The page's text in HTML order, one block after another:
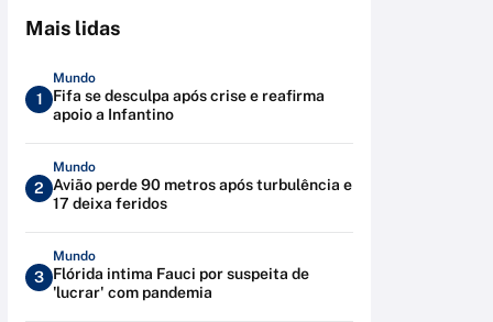
Mais lidas
1
Mundo
Fifa se desculpa após crise e reafirma
apoio a Infantino
2
Mundo
Avião perde 90 metros após turbulência e
17 deixa feridos
3
Mundo
Flórida intima Fauci por suspeita de
'lucrar' com pandemia